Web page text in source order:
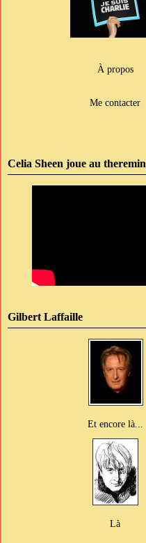
À propos
Me contacter
Celia Sheen joue au theremin
Gilbert Laffaille
Et encore là...
Là